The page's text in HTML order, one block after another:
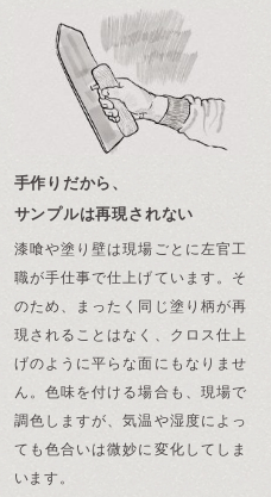
手作りだから、
サンプルは再現されない
漆喰や塗り壁は現場ごとに左官工
職が手仕事で仕上げています。そ
のため、まったく同じ塗り柄が再
現されることはなく、クロス仕上
げのように平らな面にもなりませ
ん。色味を付ける場合も、現場で
調色しますが、気温や湿度によっ
ても色合いは微妙に変化してしま
います。